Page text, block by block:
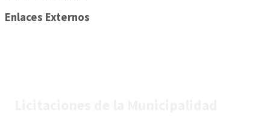
Enlaces Externos